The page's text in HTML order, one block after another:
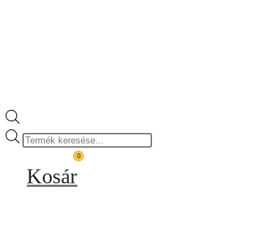
Products
0
Kosár